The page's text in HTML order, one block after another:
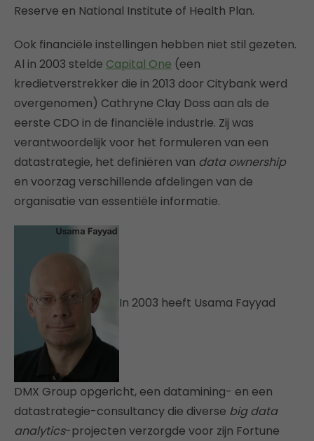
Reserve en National Institute of Health Plan.
Ook financiële instellingen hebben niet stil gezeten.
Al in 2003 stelde Capital One (een
kredietverstrekker die in 2013 door Citybank werd
overgenomen) Cathryne Clay Doss aan als de
eerste CDO in de financiële industrie. Zij was
verantwoordelijk voor het formuleren van een
datastrategie, het definiëren van data ownership
en voorzag verschillende afdelingen van de
organisatie van essentiële informatie.
In 2003 heeft Usama Fayyad
DMX Group opgericht, een datamining- en een
datastrategie-consultancy die diverse big data
analytics-projecten verzorgde voor zijn Fortune